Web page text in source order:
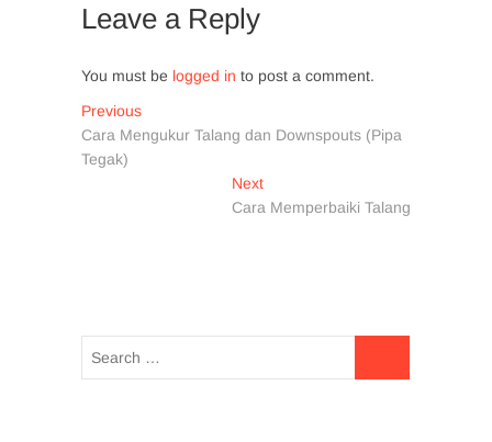
Leave a Reply
You must be logged in to post a comment.
Post
navigation
PreviousPrevious
post:
Cara Mengukur Talang dan Downspouts (Pipa
Tegak)
NextNext
post:
Cara Memperbaiki Talang